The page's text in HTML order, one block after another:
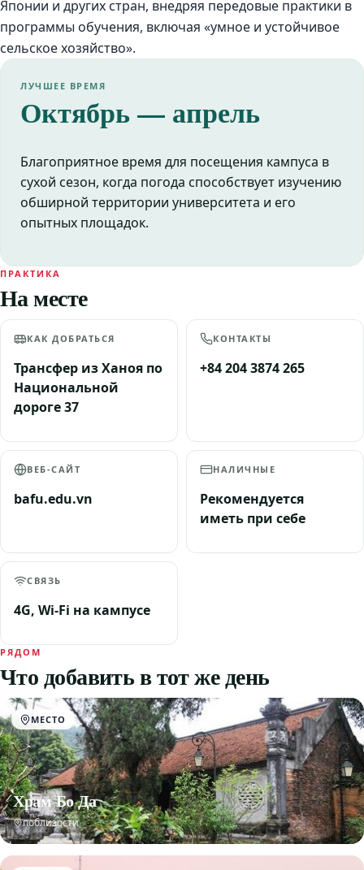
Японии и других стран, внедряя передовые практики в
программы обучения, включая «умное и устойчивое
сельское хозяйство».
ЛУЧШЕЕ ВРЕМЯ
Октябрь — апрель
Благоприятное время для посещения кампуса в
сухой сезон, когда погода способствует изучению
обширной территории университета и его
опытных площадок.
ПРАКТИКА
На месте
КАК ДОБРАТЬСЯ
Трансфер из Ханоя по
Национальной
дороге 37
КОНТАКТЫ
+84 204 3874 265
ВЕБ-САЙТ
bafu.edu.vn
НАЛИЧНЫЕ
Рекомендуется
иметь при себе
СВЯЗЬ
4G, Wi-Fi на кампусе
РЯДОМ
Что добавить в тот же день
МЕСТО
Храм Бо Да
поблизости